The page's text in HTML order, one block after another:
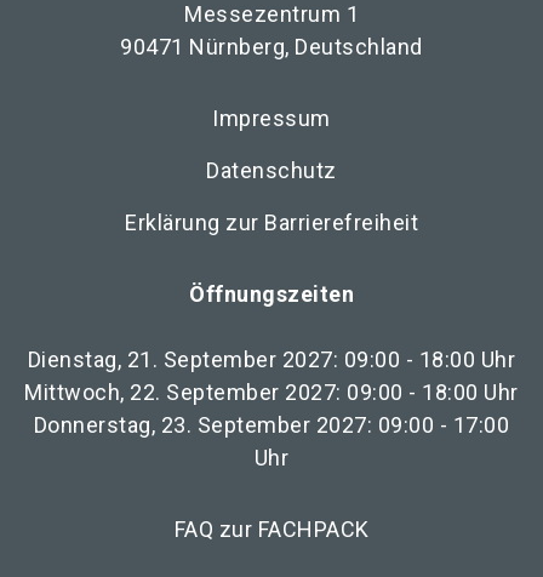
Messezentrum 1
90471 Nürnberg, Deutschland
Impressum
Datenschutz
Erklärung zur Barrierefreiheit
Öffnungszeiten
Dienstag, 21. September 2027: 09:00 - 18:00 Uhr
Mittwoch, 22. September 2027: 09:00 - 18:00 Uhr
Donnerstag, 23. September 2027: 09:00 - 17:00
Uhr
FAQ zur FACHPACK